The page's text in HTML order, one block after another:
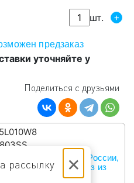
×
рассылку
шт. +
предзаказ
уточняйте у
Поделиться с друзьями
СДЭК по всей России,
самовывоз из
сервисов в Москве